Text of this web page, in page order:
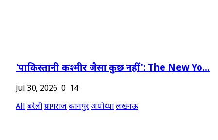
'पाकिस्तानी कश्मीर जैसा कुछ नहीं': The New Yo...
Jul 30, 2026 0 14
Allबरेलीप्रयागराजकानपुरअयोध्यालखनऊ